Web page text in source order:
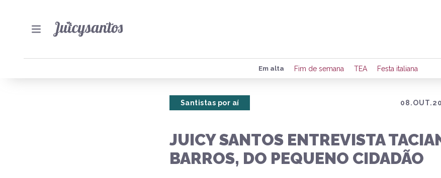
Preencha seus dados para
de eventos e notícias da
Em alta Fim de semana TEA Festa italiana
Santistas por aí
JUICY SANTOS ENTREVISTA
BARROS, DO PEQUENO CIDADÃO